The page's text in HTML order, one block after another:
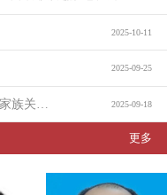
2025-10-11
2025-09-25
2025-09-18
更多